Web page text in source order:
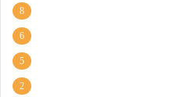
8
6
5
2